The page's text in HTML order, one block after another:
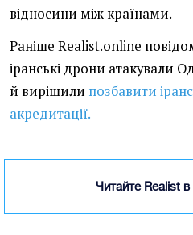
відносини між країнами.
Раніше Realist.online
іранські дрони атакували
й вирішили позбавити
акредитації.
Читайте Realist